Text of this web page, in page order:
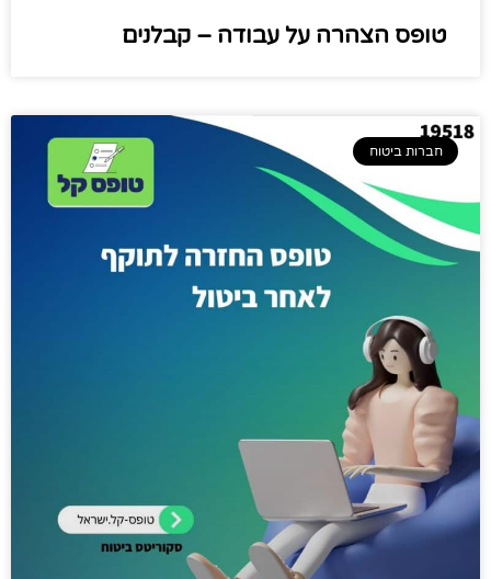
טופס הצהרה על עבודה – קבלנים
חברות ביטוח